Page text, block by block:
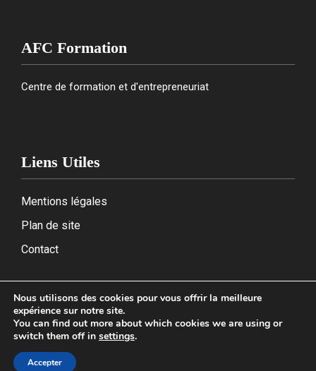
AFC Formation
Centre de formation et d'entrepreneuriat
Liens Utiles
Mentions légales
Plan de site
Contact
Nous utilisons des cookies pour vous offrir la meilleure
expérience sur notre site.
You can find out more about which cookies we are using or
switch them off in settings.
Accepter